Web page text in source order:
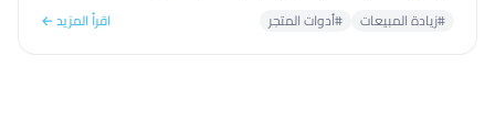
#زيادة المبيعات #أدوات المتجر اقرأ المزيد ←